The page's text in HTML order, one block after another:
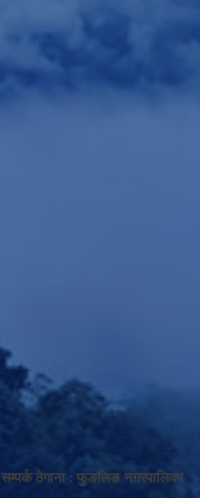
सम्पर्क ठेगाना : फुङलिङ नगरपालिका